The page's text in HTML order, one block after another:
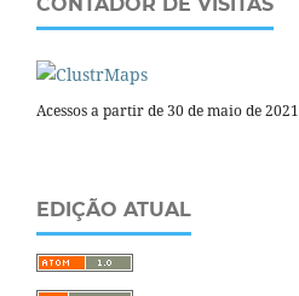
CONTADOR DE VISITAS
Acessos a partir de 30 de maio de 2021
EDIÇÃO ATUAL